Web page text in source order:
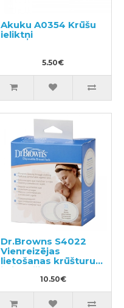
Akuku A0354 Krūšu
ieliktņi
5.50€
Dr.Browns S4022
Vienreizējas
lietošanas krūšturu
ieliktnīši 30gab
10.50€